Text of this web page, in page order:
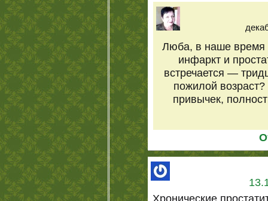
Люба, в наше время
инфаркт и
встречается —
пожилой
привычек,
Хронические